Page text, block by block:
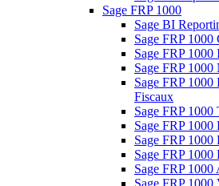
Sage FRP 1000
Sage BI
Sage FRP
Sage FRP
Sage FRP 1000
Sage FRP 1000
Fiscaux
Sage FRP 1000
Sage FRP 1000
Sage FRP 1000
Sage FRP 1000
Sage FRP 1000
Sage FRP 1000